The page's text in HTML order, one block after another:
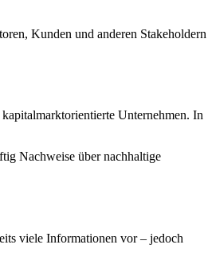
Kunden und anderen Stakeholdern
Unternehmen. In
Nachweise über nachhaltige
viele Informationen vor – jedoch